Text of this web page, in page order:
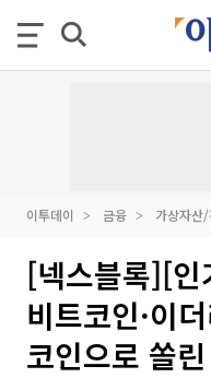
이투데이 금융 가상자산
[넥스블록][
비트코인·이
코인으로 쏠